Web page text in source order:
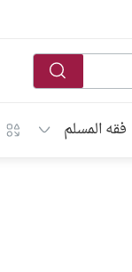
فقه المسلم